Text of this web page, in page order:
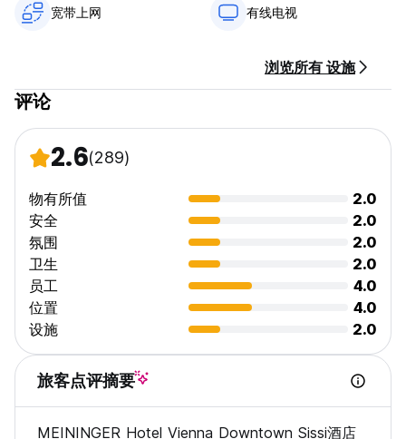
- 公共交通车票
- 行李储物柜
- 延迟退房至下午 2 点，收费 15 欧元
- 互联网终端
- 宿舍客人毛巾1欧元
- 洗衣机和烘干机
- 自行车每天 14 欧元
- 附近的付费停车场每天 19.50 欧元（最高 2.10 m）
注意：我们是一家无现金酒店。我们接受所有主要银行卡和信用
卡。如此快捷、如此安全、如此简单！ (Auto-translated from
original language)
宽带上网 有线电视
浏览所有 设施
评论
2.6(289)
物有所值
2.0
安全
2.0
氛围
2.0
卫生
2.0
员工
4.0
位置
4.0
设施
2.0
旅客点评摘要
MEININGER Hotel Vienna Downtown Sissi酒店